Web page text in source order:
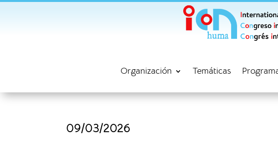
Organización Temáticas
09/03/2026